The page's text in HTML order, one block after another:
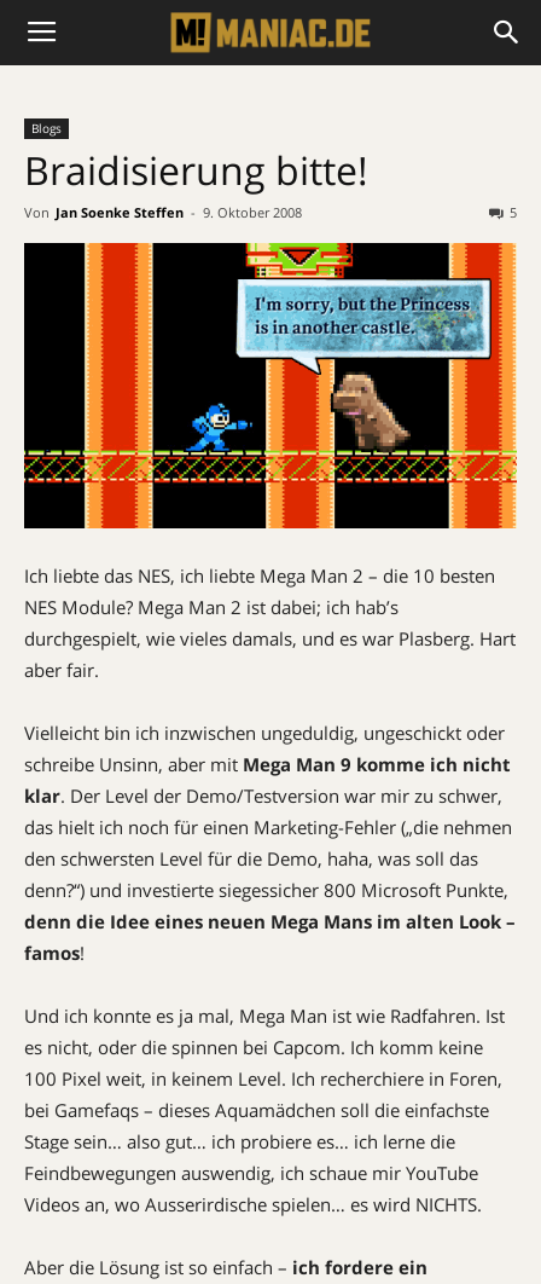
Blogs
Braidisierung bitte!
Von Jan Soenke Steffen - 9. Oktober 2008 5
Ich liebte das NES, ich liebte Mega Man 2 – die 10 besten
NES Module? Mega Man 2 ist dabei; ich hab’s
durchgespielt, wie vieles damals, und es war Plasberg. Hart
aber fair.
Vielleicht bin ich inzwischen ungeduldig, ungeschickt oder
schreibe Unsinn, aber mit Mega Man 9 komme ich nicht
klar. Der Level der Demo/Testversion war mir zu schwer,
das hielt ich noch für einen Marketing-Fehler („die nehmen
den schwersten Level für die Demo, haha, was soll das
denn?“) und investierte siegessicher 800 Microsoft Punkte,
denn die Idee eines neuen Mega Mans im alten Look –
famos!
Und ich konnte es ja mal, Mega Man ist wie Radfahren. Ist
es nicht, oder die spinnen bei Capcom. Ich komm keine
100 Pixel weit, in keinem Level. Ich recherchiere in Foren,
bei Gamefaqs – dieses Aquamädchen soll die einfachste
Stage sein… also gut… ich probiere es… ich lerne die
Feindbewegungen auswendig, ich schaue mir YouTube
Videos an, wo Ausserirdische spielen… es wird NICHTS.
Aber die Lösung ist so einfach – ich fordere ein